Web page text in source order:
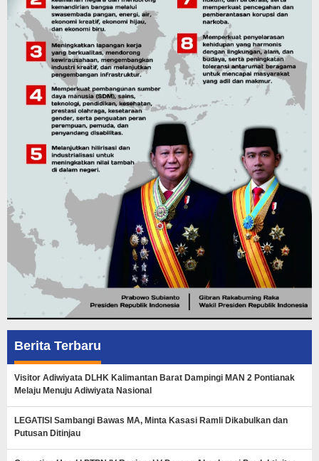
Berita Terbaru
Visitor Adiwiyata DLHK Kalimantan Barat Dampingi MAN 2 Pontianak
Melaju Menuju Adiwiyata Nasional
LEGATISI Sambangi Bawas MA, Minta Kasasi Ramli Dikabulkan dan
Putusan Ditinjau